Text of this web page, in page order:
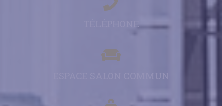
TÉLÉPHONE
ESPACE SALON COMMUN